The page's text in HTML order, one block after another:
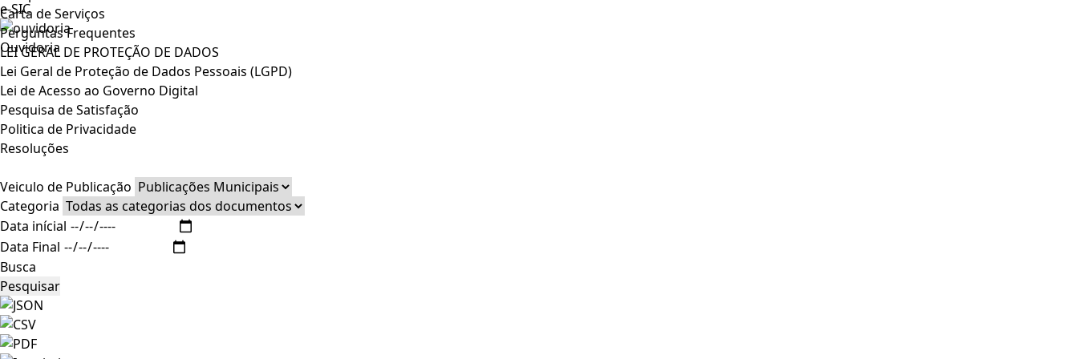
e-SIC
Ouvidoria
Carta de Serviços
Perguntas Frequentes
LEI GERAL DE PROTEÇÃO DE DADOS
Lei Geral de Proteção de Dados Pessoais (LGPD)
Lei de Acesso ao Governo Digital
Pesquisa de Satisfação
Politica de Privacidade
Resoluções
Veiculo de Publicação
Categoria
Data inícial
Data Final
Busca
Pesquisar